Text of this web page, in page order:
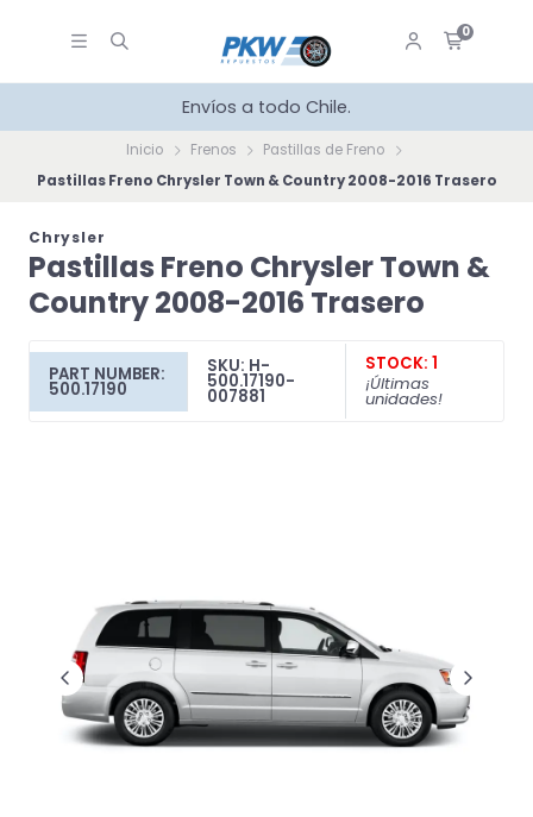
0
Envíos a todo Chile.
Inicio Frenos
Pastillas de Freno
Pastillas Freno Chrysler Town & Country 2008-2016 Trasero
Chrysler
Pastillas Freno Chrysler Town &
Country 2008-2016 Trasero
PART NUMBER:
500.17190
SKU: H-
500.17190-
007881
STOCK: 1
¡Últimas
unidades!